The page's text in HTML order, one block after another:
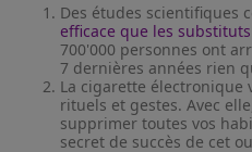
Des études scientifiques
efficace que les
700'000 personnes ont
7 dernières années rien
La cigarette électronique
rituels et gestes. Avec
supprimer toutes vos
secret de succès de cet